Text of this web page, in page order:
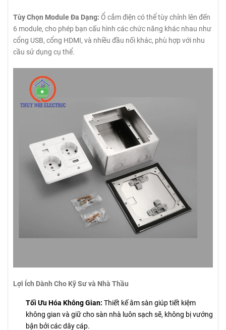
Tùy Chọn Module Đa Dạng: Ổ cắm điện có thể tùy chỉnh lên đến
6 module, cho phép bạn cấu hình các chức năng khác nhau như
cổng USB, cổng HDMI, và nhiều đầu nối khác, phù hợp với nhu
cầu sử dụng cụ thể.
Lợi Ích Dành Cho Kỹ Sư và Nhà Thầu
Tối Ưu Hóa Không Gian: Thiết kế âm sàn giúp tiết kiệm
không gian và giữ cho sàn nhà luôn sạch sẽ, không bị vướng
bận bởi các dây cáp.